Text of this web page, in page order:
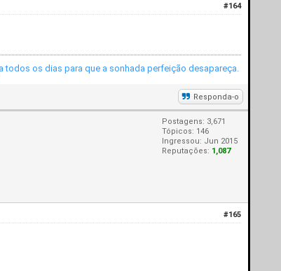
#164
todos os dias para que a sonhada perfeição desapareça.
Responda-o
Postagens: 3,671
Tópicos: 146
Ingressou: Jun 2015
Reputações: 1,087
#165